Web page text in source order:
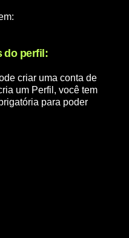
do perfil:
criar uma conta de
um Perfil, você tem
para poder